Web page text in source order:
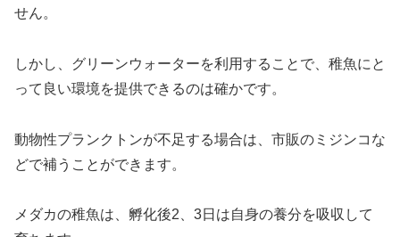
せん。
しかし、グリーンウォーターを利用することで、稚魚にと
って良い環境を提供できるのは確かです。
動物性プランクトンが不足する場合は、市販のミジンコな
どで補うことができます。
メダカの稚魚は、孵化後2、3日は自身の養分を吸収して